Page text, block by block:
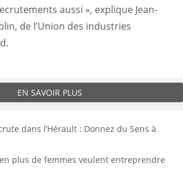
aussi », explique Jean-
de l’Union des industries
EN SAVOIR PLUS
dans l’Hérault : Donnez du Sens à
plus de femmes veulent entreprendre